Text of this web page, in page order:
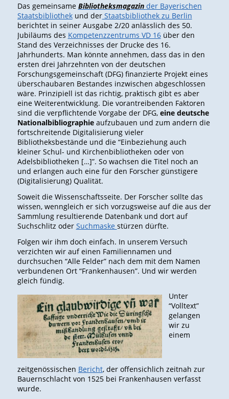
Das gemeinsame Bibliotheksmagazin der Bayerischen
Staatsbibliothekund derStaatsbibliothek zu Berlin
berichtet in seiner Ausgabe 2/20 anlässlich des 50.
Jubiläums des Kompetenzzentrums VD 16über den
Stand des Verzeichnisses der Drucke des 16.
Jahrhunderts. Man könnte annehmen, dass das in den
ersten drei Jahrzehnten von der deutschen
Forschungsgemeinschaft (DFG) finanzierte Projekt eines
überschaubaren Bestandes inzwischen abgeschlossen
wäre. Prinzipiell ist das richtig, praktisch gibt es aber
eine Weiterentwicklung. Die vorantreibenden Faktoren
sind die verpflichtende Vorgabe der DFG, eine deutsche
Nationalbibliographieaufzubauen und zum andern die
fortschreitende Digitalisierung vieler
Bibliotheksbestände und die “Einbeziehung auch
kleiner Schul- und Kirchenbibliotheken oder von
Adelsbibliotheken […]”. So wachsen die Titel noch an
und erlangen auch eine für den Forscher günstigere
(Digitalisierung) Qualität.
Soweit die Wissenschaftsseite. Der Forscher sollte das
wissen, wenngleich er sich vorzugsweise auf die aus der
Sammlung resultierende Datenbank und dort auf
Suchschlitz oder Suchmaske stürzen dürfte.
Folgen wir ihm doch einfach. In unserem Versuch
verzichten wir auf einen Familiennamen und
durchsuchen “Alle Felder” nach dem mit dem Namen
verbundenen Ort “Frankenhausen”. Und wir werden
gleich fündig.
Unter
“Volltext”
gelangen
wir zu
einem
zeitgenössischen Bericht, der offensichlich zeitnah zur
Bauernschlacht von 1525 bei Frankenhausen verfasst
wurde.